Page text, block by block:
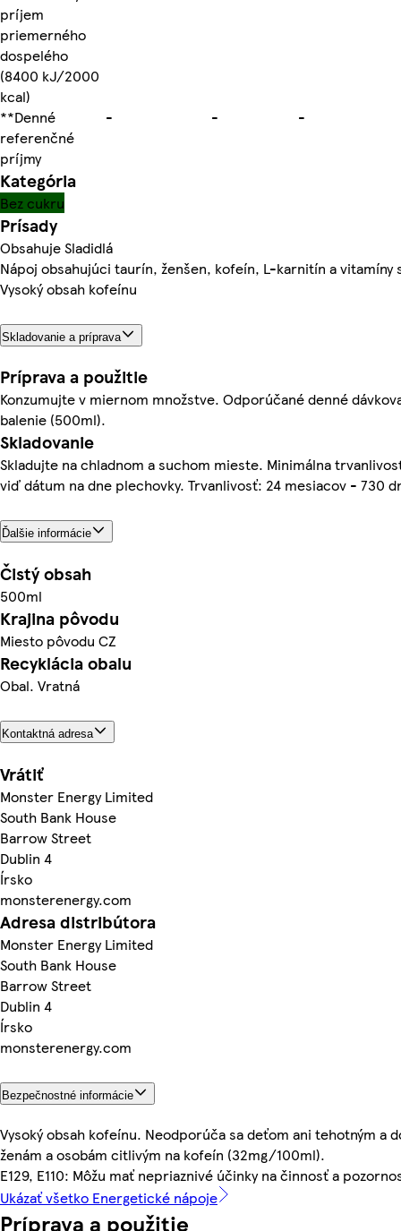
príjem
priemerného
dospelého
(8400 kJ/2000
kcal)
**Denné
referenčné
príjmy
- - -
Kategória
Bez cukru
Prísady
Obsahuje Sladidlá
Nápoj obsahujúci taurín, ženšen, kofeín, L-karnitín a vitamíny
Vysoký obsah kofeínu
Skladovanie a príprava
Príprava a použitie
Konzumujte v miernom množstve. Odporúčané denné
balenie (500ml).
Skladovanie
Skladujte na chladnom a suchom mieste. Minimálna
viď dátum na dne plechovky. Trvanlivosť: 24 mesiacov - 730
Ďalšie informácie
Čistý obsah
500ml
Krajina pôvodu
Miesto pôvodu CZ
Recyklácia obalu
Obal. Vratná
Kontaktná adresa
Vrátiť
Monster Energy Limited
South Bank House
Barrow Street
Dublin 4
Írsko
monsterenergy.com
Adresa distribútora
Monster Energy Limited
South Bank House
Barrow Street
Dublin 4
Írsko
monsterenergy.com
Bezpečnostné informácie
Vysoký obsah kofeínu. Neodporúča sa deťom ani tehotným a
ženám a osobám citlivým na kofeín (32mg/100ml).
E129, E110: Môžu mať nepriaznivé účinky na činnosť a
Ukázať všetko Energetické nápoje
Príprava a použitie